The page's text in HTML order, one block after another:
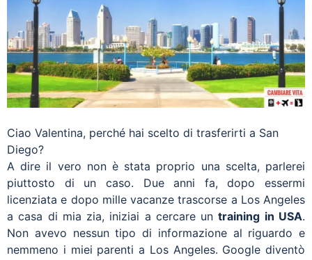
Ciao Valentina, perché hai scelto di trasferirti a San
Diego?
A dire il vero non è stata proprio una scelta, parlerei
piuttosto di un caso. Due anni fa, dopo essermi
licenziata e dopo mille vacanze trascorse a Los Angeles
a casa di mia zia, iniziai a cercare untraining in USA.
Non avevo nessun tipo di informazione al riguardo e
nemmeno i miei parenti a Los Angeles. Google diventò